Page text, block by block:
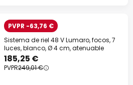
PVPR -63,76 €
Sistema de riel 48 V Lumaro, focos, 7
luces, blanco, Ø 4 cm, atenuable
185,25 €
PVPR249,01 €